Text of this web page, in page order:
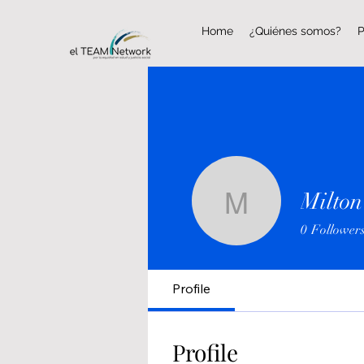
Home ¿Quiénes somos?
Milton
0 Followers
Profile
Profile